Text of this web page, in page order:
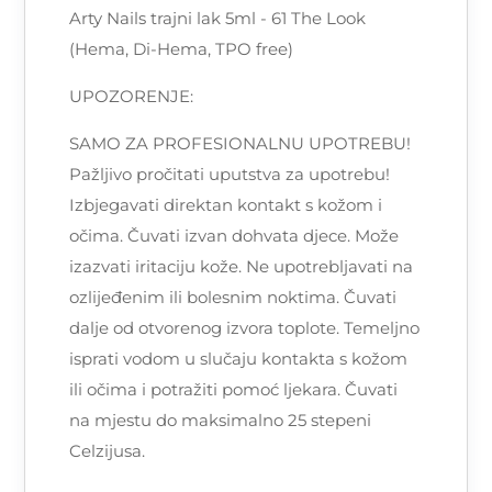
Arty Nails trajni lak 5ml - 61 The Look
(Hema, Di-Hema, TPO free)
UPOZORENJE:
SAMO ZA PROFESIONALNU UPOTREBU!
Pažljivo pročitati uputstva za upotrebu!
Izbjegavati direktan kontakt s kožom i
očima. Čuvati izvan dohvata djece. Može
izazvati iritaciju kože. Ne upotrebljavati na
ozlijeđenim ili bolesnim noktima. Čuvati
dalje od otvorenog izvora toplote. Temeljno
isprati vodom u slučaju kontakta s kožom
ili očima i potražiti pomoć ljekara. Čuvati
na mjestu do maksimalno 25 stepeni
Celzijusa.